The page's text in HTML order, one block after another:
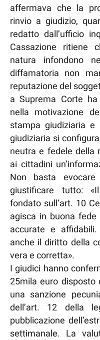
affermava che la
rinvio a giudizio,
redatto dall’ufficio
Cassazione ritiene
natura infondono
diffamatoria non
reputazione del
a Suprema Corte
nella motivazione
stampa giudiziaria e
giudiziaria si
neutra e fedele della
ai cittadini
Non basta
giustificare tutto:
fondato sull’art. 10
agisca in buona
accurate e
anche il diritto della
vera e corretta».
I giudici hanno
25mila euro disposto
una sanzione
dell’art. 12 della
pubblicazione
settimanale. La